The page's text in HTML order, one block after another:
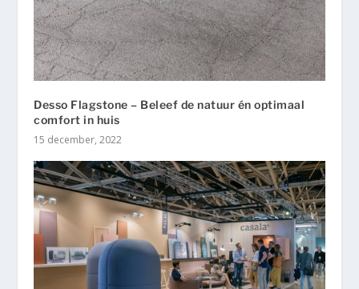
Desso Flagstone – Beleef de natuur én optimaal
comfort in huis
15 december, 2022